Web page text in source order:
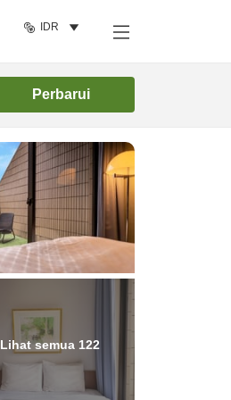
IDR
Perbarui
Lihat semua 122
Cari kamar